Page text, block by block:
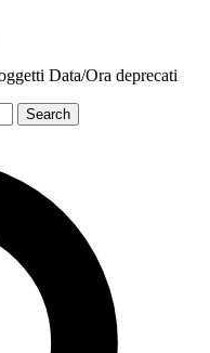
Data/Ora deprecati
Search